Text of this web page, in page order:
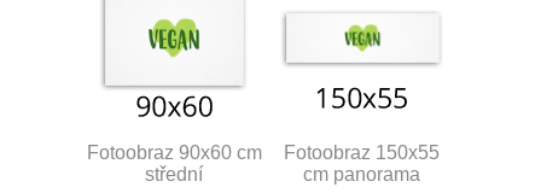
Fotoobraz 90x60 cm
střední
Fotoobraz 150x55
cm panorama